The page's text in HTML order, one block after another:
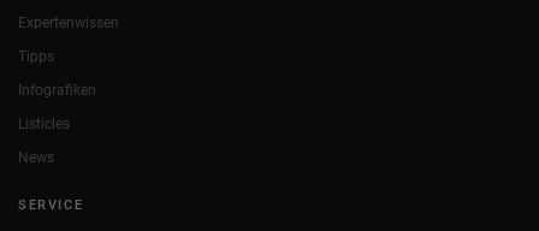
Expertenwissen
Tipps
Infografiken
Listicles
News
SERVICE